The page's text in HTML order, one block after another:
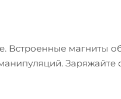
Встроенные магниты
Заряжайте